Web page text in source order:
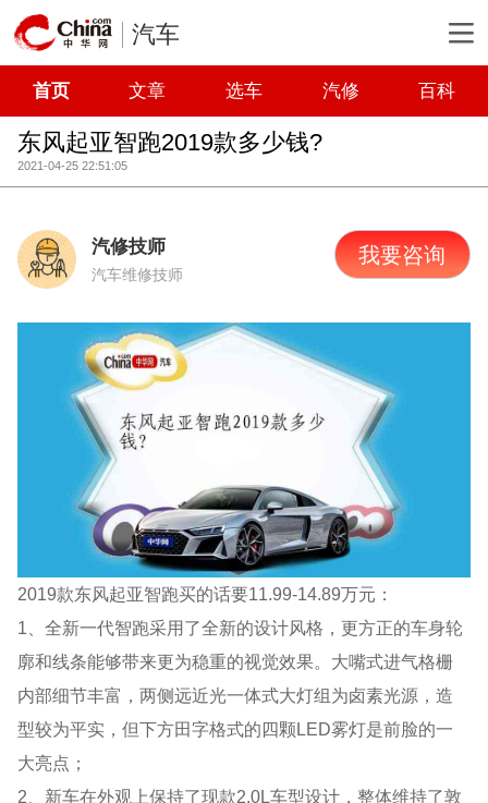
汽车
首页 文章 选车 汽修 百科
东风起亚智跑2019款多少钱?
2021-04-25 22:51:05
汽修技师
汽车维修技师
我要咨询
2019款东风起亚智跑买的话要11.99-14.89万元：
1、全新一代智跑采用了全新的设计风格，更方正的车身轮
廓和线条能够带来更为稳重的视觉效果。大嘴式进气格栅
内部细节丰富，两侧远近光一体式大灯组为卤素光源，造
型较为平实，但下方田字格式的四颗LED雾灯是前脸的一
大亮点；
2、新车在外观上保持了现款2.0L车型设计，整体维持了敦